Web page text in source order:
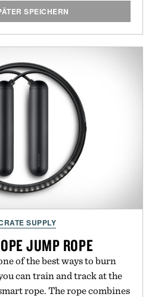
SPEICHERN
SUPPLY
JUMP ROPE
of the best ways to burn
can train and track at the
rope. The rope combines